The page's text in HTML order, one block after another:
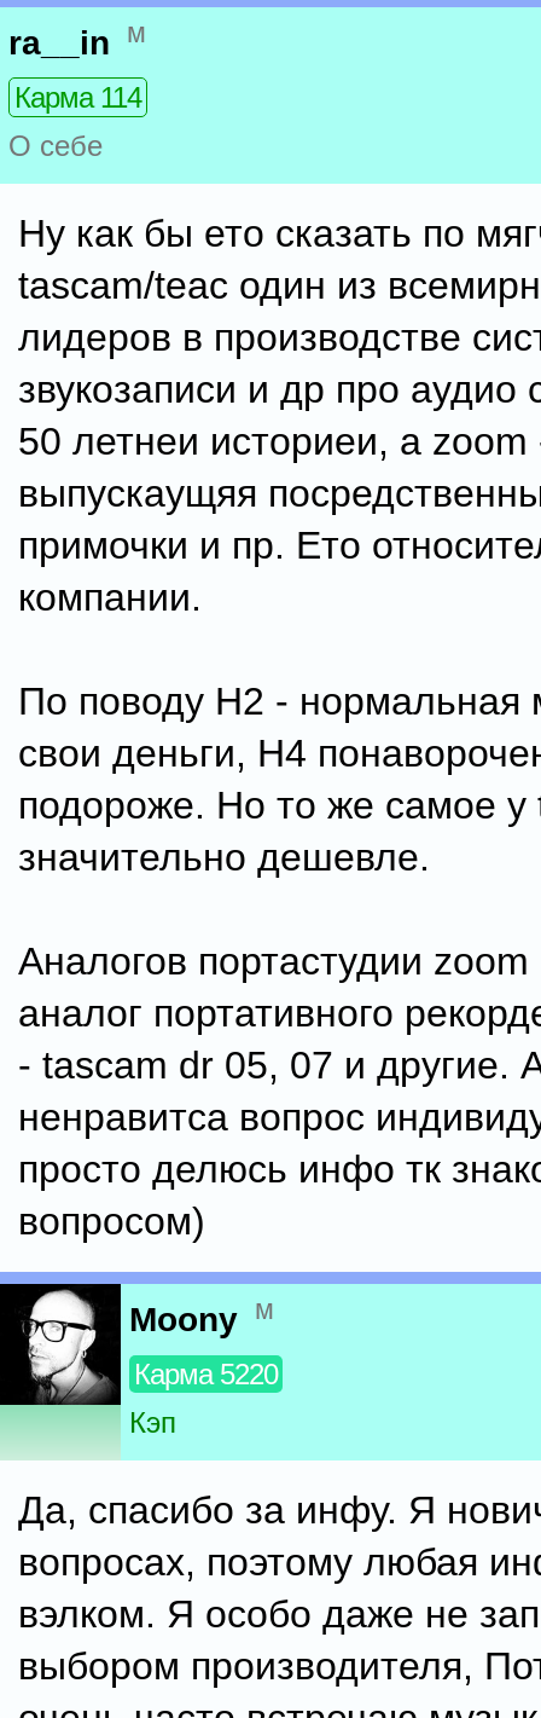
ra__in м
Карма 114
О себе
Ну как бы ето сказать по
tascam/teac один из
лидеров в производстве
звукозаписи и др про аудио
50 летнеи историеи, а zoom
выпускаущяя
примочки и пр. Ето
компании.
По поводу H2 - нормальная
свои деньги, H4
подороже. Но то же самое у
значительно дешевле.
Аналогов портастудии
аналог портативного
- tascam dr 05, 07 и другие.
ненравитса вопрос
просто делюсь инфо тк
вопросом)
Moony м
Карма 5220
Кэп
Да, спасибо за инфу. Я
вопросах, поэтому любая
вэлком. Я особо даже не
выбором производителя,